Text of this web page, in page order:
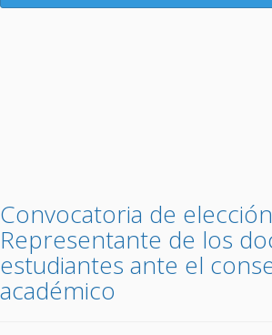
Convocatoria de
Representante de los
estudiantes ante el
académico